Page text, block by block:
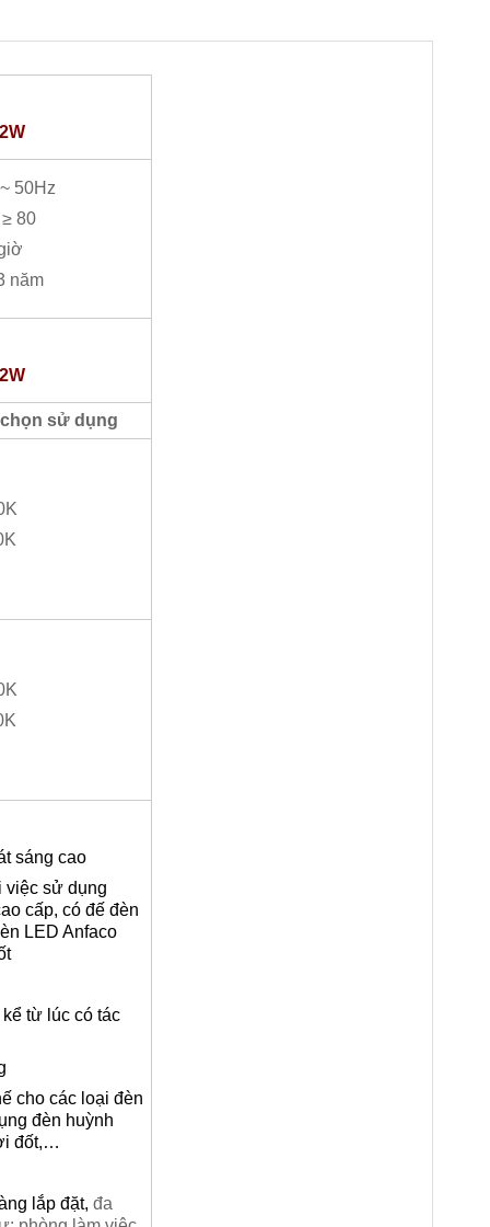
50Hz
80
năm
sử dụng
sáng cao
việc sử dụng
cấp, có đế đèn
LED Anfaco
từ lúc có tác
cho các loại đèn
đèn huỳnh
đốt,…
lắp đặt, đa